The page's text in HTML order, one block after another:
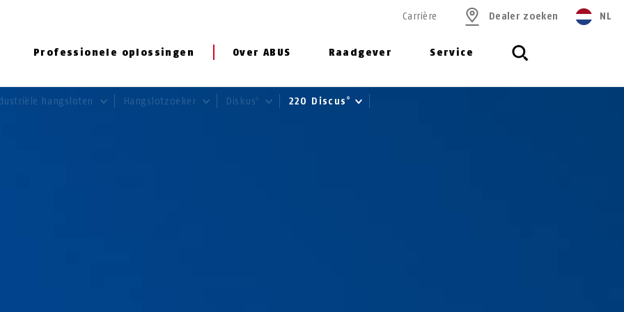
Professionele oplossingen Over ABUS Raadgever Service
Carrière Dealer zoeken NL
hangsloten Hangslotzoeker Diskus 220 Discus ®